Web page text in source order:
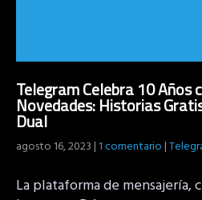
Telegram Celebra 10 Años
Novedades: Historias
Dual
agosto 16, 2023|1 comentario|
La plataforma de mensajería,